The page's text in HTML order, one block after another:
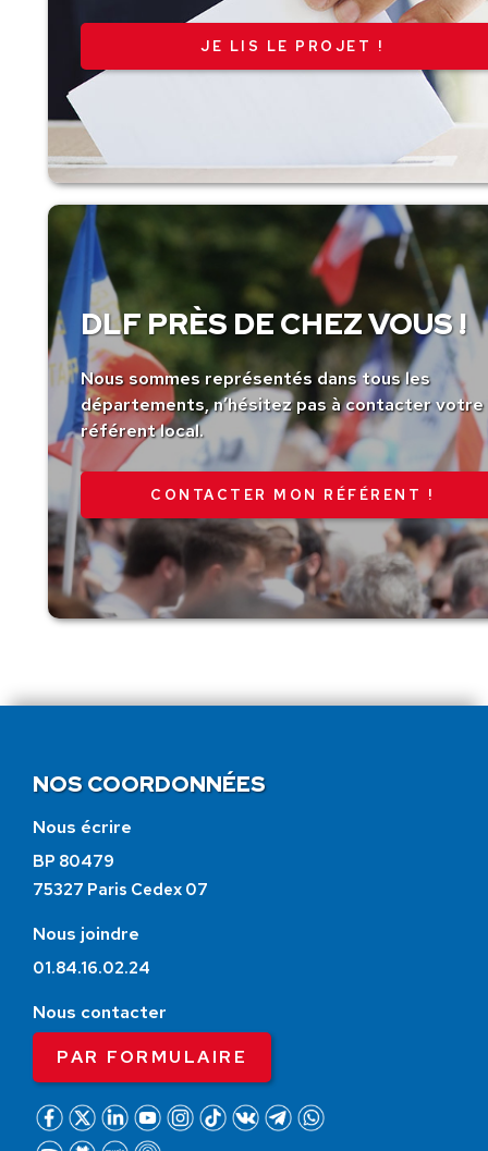
JE LIS LE PROJET !
DLF PRÈS DE CHEZ VOUS !
Nous sommes représentés dans tous les
départements, n’hésitez pas à contacter votre
référent local.
CONTACTER MON RÉFÉRENT !
NOS COORDONNÉES
Nous écrire
BP 80479
75327 Paris Cedex 07
Nous joindre
01.84.16.02.24
Nous contacter
PAR FORMULAIRE